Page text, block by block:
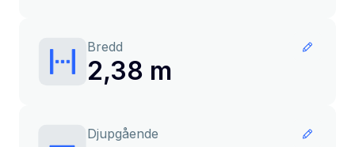
Bredd
2,38 m
Djupgående